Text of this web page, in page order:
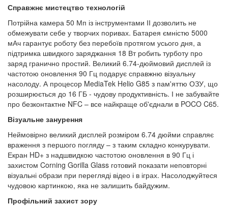
Справжнє мистецтво технологій
Потрійна камера 50 Мп із інструментами ІІ дозволить не
обмежувати себе у творчих поривах. Батарея ємністю 5000
мАч гарантує роботу без перебоїв протягом усього дня, а
підтримка швидкого заряджання 18 Вт робить турботу про
заряд гранично простий. Великий 6.74-дюймовий дисплей із
частотою оновлення 90 Гц подарує справжню візуальну
насолоду. А процесор MediaTek Helio G85 з пам'яттю ОЗУ, що
розширюється до 16 ГБ - чудову продуктивність. І не забувайте
про безконтактне NFC – все найкраще об'єднали в POCO C65.
Візуальне занурення
Неймовірно великий дисплей розміром 6.74 дюйми справляє
враження з першого погляду – з таким складно конкурувати.
Екран HD+ з надшвидкою частотою оновлення в 90 Гц і
захистом Corning Gorilla Glass готовий показати неповторні
візуальні образи при перегляді відео і в іграх. Насолоджуйтеся
чудовою картинкою, яка не залишить байдужим.
Профільний захист зору